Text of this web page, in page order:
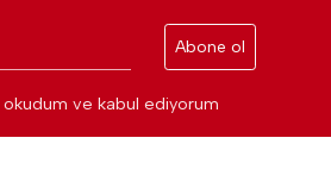
Abone ol
okudum ve kabul ediyorum